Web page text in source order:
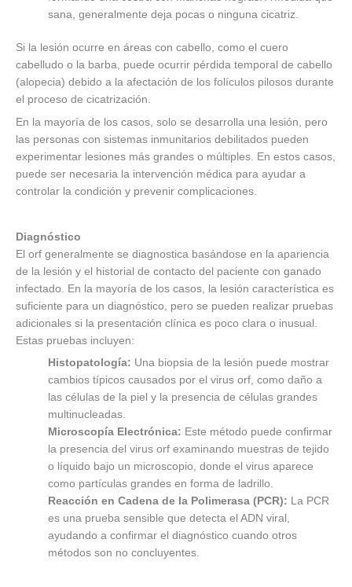
sana, generalmente deja pocas o ninguna cicatriz.
Si la lesión ocurre en áreas con cabello, como el cuero
cabelludo o la barba, puede ocurrir pérdida temporal de cabello
(alopecia) debido a la afectación de los folículos pilosos durante
el proceso de cicatrización.
En la mayoría de los casos, solo se desarrolla una lesión, pero
las personas con sistemas inmunitarios debilitados pueden
experimentar lesiones más grandes o múltiples. En estos casos,
puede ser necesaria la intervención médica para ayudar a
controlar la condición y prevenir complicaciones.
Diagnóstico
El orf generalmente se diagnostica basándose en la apariencia
de la lesión y el historial de contacto del paciente con ganado
infectado. En la mayoría de los casos, la lesión característica es
suficiente para un diagnóstico, pero se pueden realizar pruebas
adicionales si la presentación clínica es poco clara o inusual.
Estas pruebas incluyen:
Histopatología: Una biopsia de la lesión puede mostrar
cambios típicos causados por el virus orf, como daño a
las células de la piel y la presencia de células grandes
multinucleadas.
Microscopía Electrónica: Este método puede confirmar
la presencia del virus orf examinando muestras de tejido
o líquido bajo un microscopio, donde el virus aparece
como partículas grandes en forma de ladrillo.
Reacción en Cadena de la Polimerasa (PCR): La PCR
es una prueba sensible que detecta el ADN viral,
ayudando a confirmar el diagnóstico cuando otros
métodos son no concluyentes.